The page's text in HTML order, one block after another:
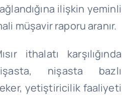
ilişkin yeminli
müşavir raporu aranır.
ithalatı karşılığında
nişasta bazlı
yetiştiricilik faaliyeti